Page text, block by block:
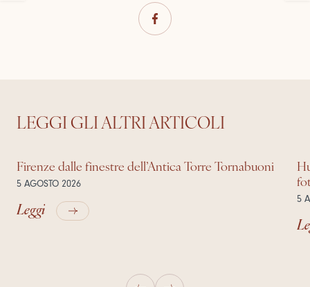
LEGGI GLI ALTRI ARTICOLI
Firenze dalle finestre dell’Antica Torre Tornabuoni
5 AGOSTO 2026
Leggi 5